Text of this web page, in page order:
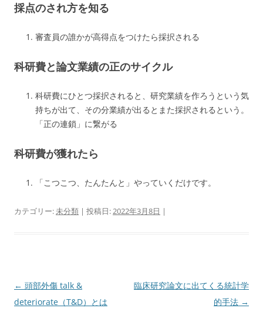
採点のされ方を知る
審査員の誰かが高得点をつけたら採択される
科研費と論文業績の正のサイクル
科研費にひとつ採択されると、研究業績を作ろうという気
持ちが出て、その分業績が出るとまた採択されるという。
「正の連鎖」に繋がる
科研費が獲れたら
「こつこつ、たんたんと」やっていくだけです。
カテゴリー:未分類 | 投稿日:2022年3月8日 |
投
稿
← 頭部外傷 talk &
deteriorate（T&D）とは
臨床研究論文に出てくる統計学
的手法 →